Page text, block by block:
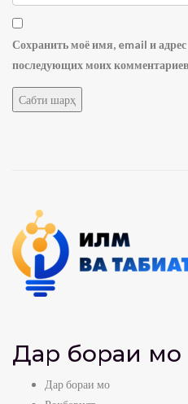
Сохранить моё имя, email и адрес
последующих моих
Дар бораи мо
Дар бораи мо